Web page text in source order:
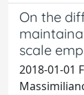
On the
scale
2018-01-01